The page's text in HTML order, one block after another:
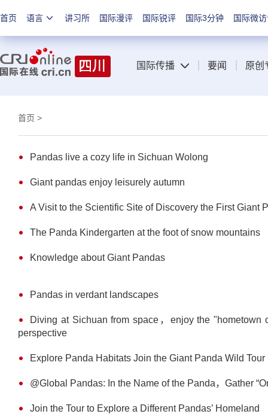
首页 语言 讲习所 国际漫评 国际锐评 国际3分钟 国际微
国际传播 要闻 原创
首页 >
Pandas live a cozy life in Sichuan Wolong
Giant pandas enjoy leisurely autumn
A Visit to the Scientific Site of Discovery the First Giant
The Panda Kindergarten at the foot of snow mountains
Knowledge about Giant Pandas
Pandas in verdant landscapes
Diving at Sichuan from space，enjoy the "hometown
perspective
Explore Panda Habitats Join the Giant Panda Wild Tour
@Global Pandas: In the Name of the Panda，Gather
Join the Tour to Explore a Different Pandas’ Homeland